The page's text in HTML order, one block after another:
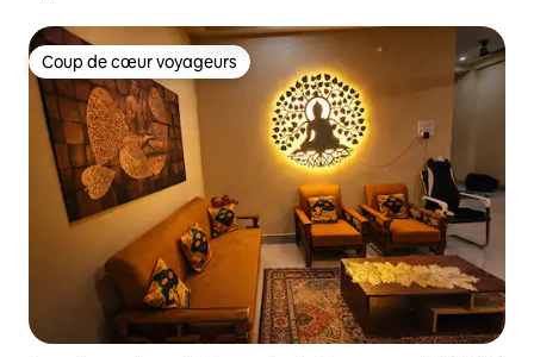
Coup de cœur voyageurs
Coup de cœur voyageurs